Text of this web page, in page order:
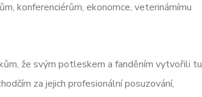
konferenciérům, ekonomce, veterinárnímu
že svým potleskem a fanděním vytvořili tu
za jejich profesionální posuzování,